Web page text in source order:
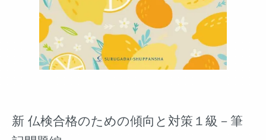
新 仏検合格のための傾向と対策１級－筆